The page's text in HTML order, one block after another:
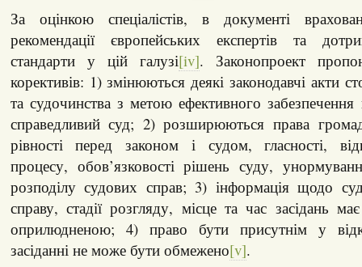
За оцінкою спеціалістів, в документі
рекомендації європейських експертів та
стандарти у цій галузі[iv]. Законопроект
корективів: 1) змінюються деякі законодавчі акти
та судочинства з метою ефективного
справедливий суд; 2) розширюються права
рівності перед законом і судом, гласності,
процесу, обов’язковості рішень суду,
розподілу судових справ; 3) інформація щодо
справу, стадії розгляду, місце та час засідань
оприлюдненою; 4) право бути присутнім у
засіданні не може бути обмежено[v].